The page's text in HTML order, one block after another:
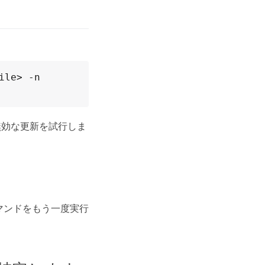
-n
な更新を試行しま
ンドをもう一度実行